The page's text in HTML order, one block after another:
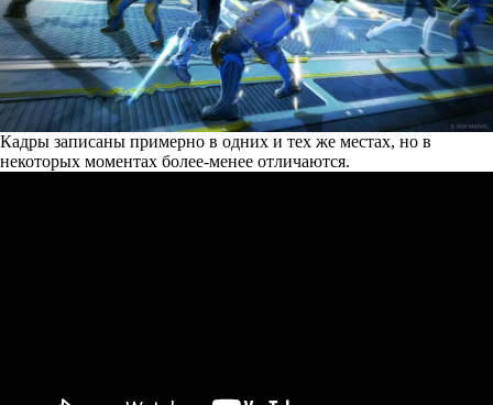
Кадры записаны примерно в одних и тех же местах, но в
некоторых моментах более-менее отличаются.